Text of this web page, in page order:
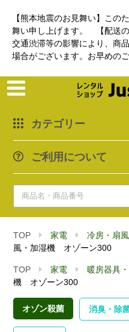
【熊本地震のお見舞い】この
舞い申し上げます。 【配送
交通渋滞等の影響により、商
場合がございます。お早めの
カテゴリー
ご利用について
TOP 家電 冷房・扇
風・加湿機 オゾーン300
TOP 家電 暖房器具
機 オゾーン300
オゾン殺菌 消臭・除